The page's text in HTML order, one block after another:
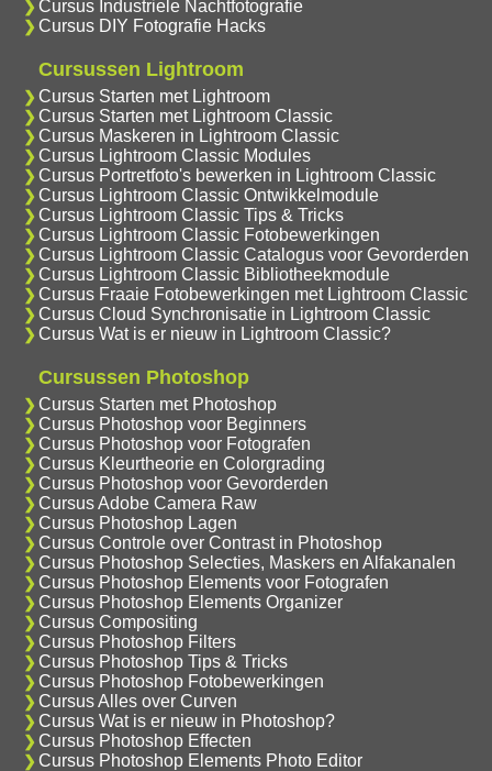
Cursus Industriele Nachtfotografie
Cursus DIY Fotografie Hacks
Cursussen Lightroom
Cursus Starten met Lightroom
Cursus Starten met Lightroom Classic
Cursus Maskeren in Lightroom Classic
Cursus Lightroom Classic Modules
Cursus Portretfoto's bewerken in Lightroom Classic
Cursus Lightroom Classic Ontwikkelmodule
Cursus Lightroom Classic Tips & Tricks
Cursus Lightroom Classic Fotobewerkingen
Cursus Lightroom Classic Catalogus voor Gevorderden
Cursus Lightroom Classic Bibliotheekmodule
Cursus Fraaie Fotobewerkingen met Lightroom Classic
Cursus Cloud Synchronisatie in Lightroom Classic
Cursus Wat is er nieuw in Lightroom Classic?
Cursussen Photoshop
Cursus Starten met Photoshop
Cursus Photoshop voor Beginners
Cursus Photoshop voor Fotografen
Cursus Kleurtheorie en Colorgrading
Cursus Photoshop voor Gevorderden
Cursus Adobe Camera Raw
Cursus Photoshop Lagen
Cursus Controle over Contrast in Photoshop
Cursus Photoshop Selecties, Maskers en Alfakanalen
Cursus Photoshop Elements voor Fotografen
Cursus Photoshop Elements Organizer
Cursus Compositing
Cursus Photoshop Filters
Cursus Photoshop Tips & Tricks
Cursus Photoshop Fotobewerkingen
Cursus Alles over Curven
Cursus Wat is er nieuw in Photoshop?
Cursus Photoshop Effecten
Cursus Photoshop Elements Photo Editor